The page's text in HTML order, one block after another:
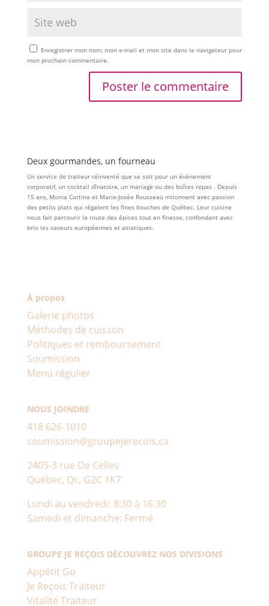
Enregistrer mon nom, mon e-mail et mon site dans le navigateur pour
mon prochain commentaire.
Deux gourmandes, un fourneau
Un service de traiteur réinventé que se soit pour un événement
corporatif, un cocktail dînatoire, un mariage ou des boîtes repas . Depuis
15 ans, Monia Cortina et Marie-Josée Rousseau mitonnent avec passion
des petits plats qui régalent les fines bouches de Québec. Leur cuisine
nous fait parcourir la route des épices tout en finesse, confondant avec
brio les saveurs européennes et asiatiques.
À propos
Galerie photos
Méthodes de cuisson
Politiques et remboursement
Soumission
Menu régulier
NOUS JOINDRE
418 626-1010
soumission@groupejerecois.ca
2405-3 rue De Celles
Québec, Qc, G2C 1K7
Lundi au vendredi: 8:30 à 16:30
Samedi et dimanche: Fermé
GROUPE JE REÇOIS DÉCOUVREZ NOS DIVISIONS
Appétit Go
Je Reçois Traiteur
Vitalité Traiteur